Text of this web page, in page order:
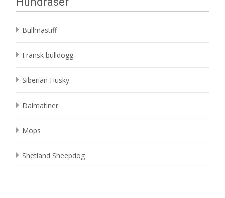
Bullmastiff
Fransk bulldogg
Siberian Husky
Dalmatiner
Mops
Shetland Sheepdog